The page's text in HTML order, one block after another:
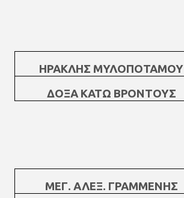
ΗΡΑΚΛΗΣ ΜΥΛΟΠΟΤΑΜΟΥ
ΔΟΞΑ ΚΑΤΩ ΒΡΟΝΤΟΥΣ
ΜΕΓ. ΑΛΕΞ. ΓΡΑΜΜΕΝΗΣ